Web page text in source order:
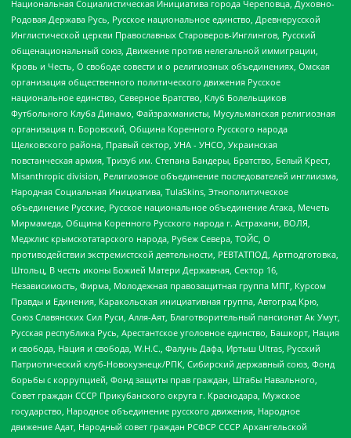
Национальная Социалистическая Инициатива города Череповца, Духовно-
Родовая Держава Русь, Русское национальное единство, Древнерусской
Инглистической церкви Православных Староверов-Инглингов, Русский
общенациональный союз, Движение против нелегальной иммиграции,
Кровь и Честь, О свободе совести и о религиозных объединениях, Омская
организация общественного политического движения Русское
национальное единство, Северное Братство, Клуб Болельщиков
Футбольного Клуба Динамо, Файзрахманисты, Мусульманская религиозная
организация п. Боровский, Община Коренного Русского народа
Щелковского района, Правый сектор, УНА - УНСО, Украинская
повстанческая армия, Тризуб им. Степана Бандеры, Братство, Белый Крест,
Misanthropic division, Религиозное объединение последователей инглиизма,
Народная Социальная Инициатива, TulaSkins, Этнополитическое
объединение Русские, Русское национальное объединение Атака, Мечеть
Мирмамеда, Община Коренного Русского народа г. Астрахани, ВОЛЯ,
Меджлис крымскотатарского народа, Рубеж Севера, ТОЙС, О
противодействии экстремистской деятельности, РЕВТАТПОД, Артподготовка,
Штольц, В честь иконы Божией Матери Державная, Сектор 16,
Независимость, Фирма, Молодежная правозащитная группа МПГ, Курсом
Правды и Единения, Каракольская инициативная группа, Автоград Крю,
Союз Славянских Сил Руси, Алля-Аят, Благотворительный пансионат Ак Умут,
Русская республика Русь, Арестантское уголовное единство, Башкорт, Нация
и свобода, Нация и свобода, W.H.С., Фалунь Дафа, Иртыш Ultras, Русский
Патриотический клуб-Новокузнецк/РПК, Сибирский державный союз, Фонд
борьбы с коррупцией, Фонд защиты прав граждан, Штабы Навального,
Совет граждан СССР Прикубанского округа г. Краснодара, Мужское
государство, Народное объединение русского движения, Народное
движение Адат, Народный совет граждан РСФСР СССР Архангельской